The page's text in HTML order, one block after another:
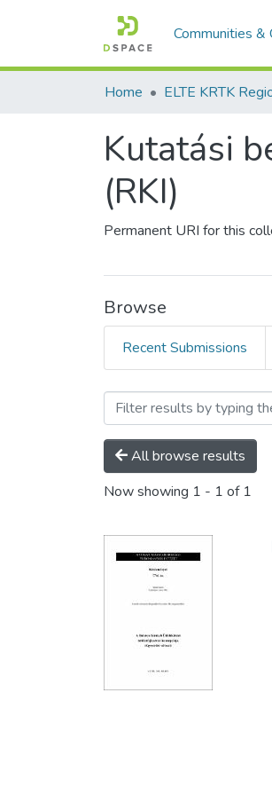
Communities &
Home
Kutatási
(RKI)
Permanent URI for this
Browse
Recent Submissions
Browsing
All browse results
Now showing 1 - 1 of 1